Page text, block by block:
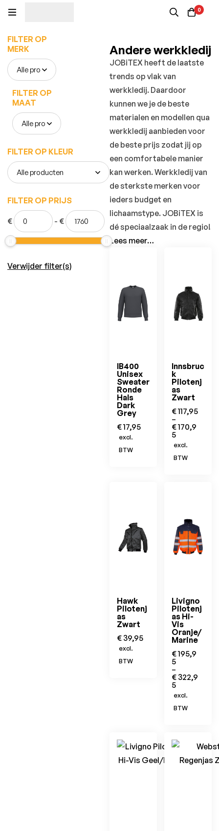
0
FILTER OP
MERK
FILTER OP
MAAT
FILTER OP KLEUR
FILTER OP PRIJS
€ - €
Verwijder filter(s)
Andere werkkledij
JOBiTEX heeft de laatste
trends op vlak van
werkkledij. Daardoor
kunnen we je de beste
materialen en modellen qua
werkkledij aanbieden voor
de beste prijs zodat jij op
een comfortabele manier
kan werken. Werkkledij van
de sterkste merken voor
ieders budget en
lichaamstype. JOBiTEX is
dé speciaalzaak in de regio!
Lees meer…
IB400
Unisex
Sweater
Ronde
Hals
Dark
Grey
€17,95
excl.
BTW
Innsbruc
k
Pilotenj
as
Zwart
€117,95
–
€170,9
5
excl.
BTW
Hawk
Pilotenj
as
Zwart
€ 39,95
excl.
BTW
Livigno
Pilotenj
as Hi-
Vis
Oranje/
Marine
€195,9
5
–
€ 322,9
5
excl.
BTW